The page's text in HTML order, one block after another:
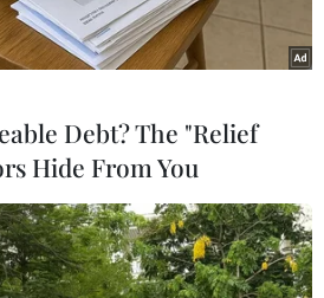
12 ở Bến Tre sẽ trở lại
1
Debt? The "Relief
Hide From You